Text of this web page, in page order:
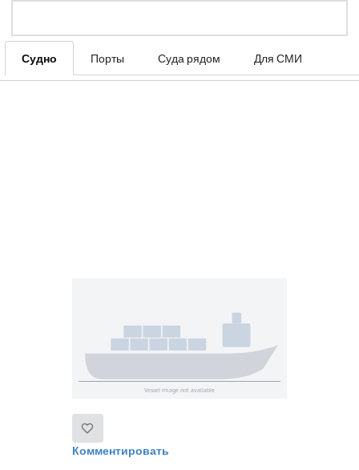
Судно Порты Суда рядом Для СМИ
Комментировать